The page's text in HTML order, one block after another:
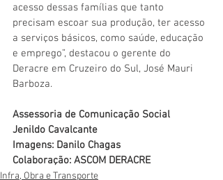
acesso dessas famílias que tanto
precisam escoar sua produção, ter acesso
a serviços básicos, como saúde, educação
e emprego”, destacou o gerente do
Deracre em Cruzeiro do Sul, José Mauri
Barboza.
Assessoria de Comunicação Social
Jenildo Cavalcante
Imagens: Danilo Chagas
Colaboração: ASCOM DERACRE
Infra, Obra e Transporte